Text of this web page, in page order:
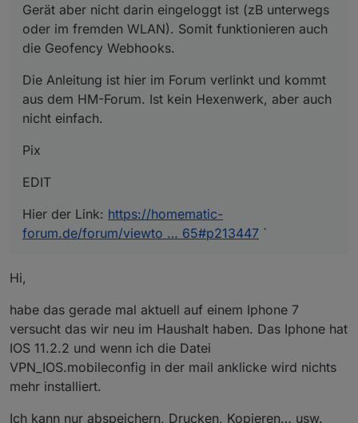
Gerät aber nicht darin eingeloggt ist (zB unterwegs
oder im fremden WLAN). Somit funktionieren auch
die Geofency Webhooks.
Die Anleitung ist hier im Forum verlinkt und kommt
aus dem HM-Forum. Ist kein Hexenwerk, aber auch
nicht einfach.
Pix
EDIT
Hier der Link: https://homematic-
forum.de/forum/viewto … 65#p213447 `
Hi,
habe das gerade mal aktuell auf einem Iphone 7
versucht das wir neu im Haushalt haben. Das Iphone hat
IOS 11.2.2 und wenn ich die Datei
VPN_IOS.mobileconfig in der mail anklicke wird nichts
mehr installiert.
Ich kann nur abspeichern, Drucken, Kopieren… usw.